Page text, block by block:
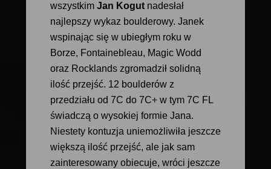
wszystkim Jan Kogutnadesłał
najlepszy wykaz boulderowy. Janek
wspinając się w ubiegłym roku w
Borze, Fontainebleau, Magic Wodd
oraz Rocklands zgromadził solidną
ilość przejść. 12 boulderów z
przedziału od 7C do 7C+ w tym 7C FL
świadczą o wysokiej formie Jana.
Niestety kontuzja uniemożliwiła jeszcze
większą ilość przejść, ale jak sam
zainteresowany obiecuje, wróci jeszcze